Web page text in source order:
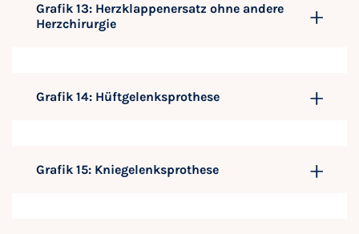
Grafik 13: Herzklappenersatz ohne andere
Herzchirurgie
Grafik 14: Hüftgelenksprothese
Grafik 15: Kniegelenksprothese